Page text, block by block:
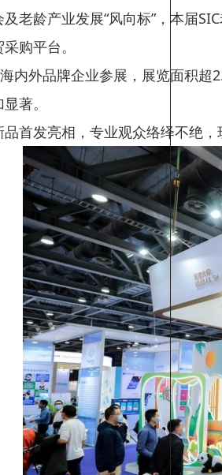
老龄产业发展“风向标”，本届
购平台。
内外品牌企业参展，展览面积
著。
首发亮相，专业观众络绎不绝